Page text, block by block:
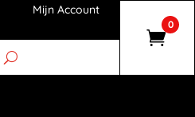
Mijn Account
0